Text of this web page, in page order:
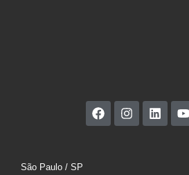
São Paulo / SP